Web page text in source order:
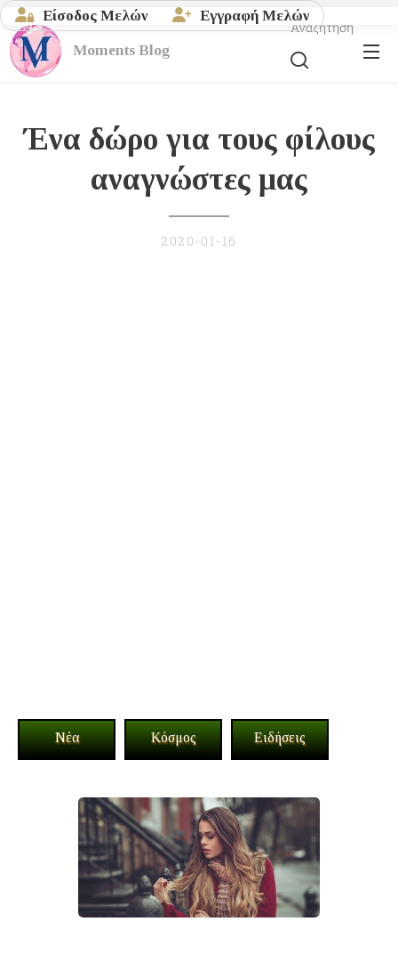
Είσοδος Μελών Εγγραφή Μελών
Moments Blog
Αναζήτηση
Ένα δώρο για τους φίλους
αναγνώστες μας
2020-01-16
Νέα Κόσμος Ειδήσεις